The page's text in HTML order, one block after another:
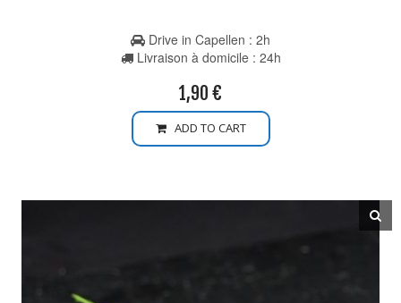
Drive in Capellen : 2h
Livraison à domicile : 24h
1,90 €
ADD TO CART